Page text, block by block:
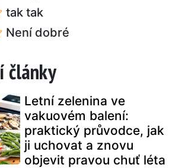
tak tak
Není dobré
články
Letní zelenina ve
vakuovém balení:
praktický průvodce, jak
ji uchovat a znovu
objevit pravou chuť léta